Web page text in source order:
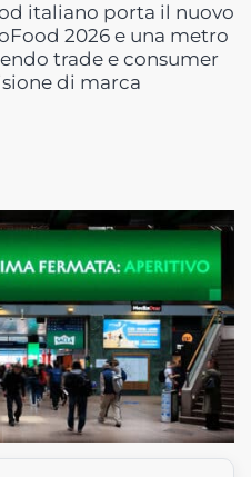
italiano porta il nuovo
2026 e una metro
trade e consumer
di marca